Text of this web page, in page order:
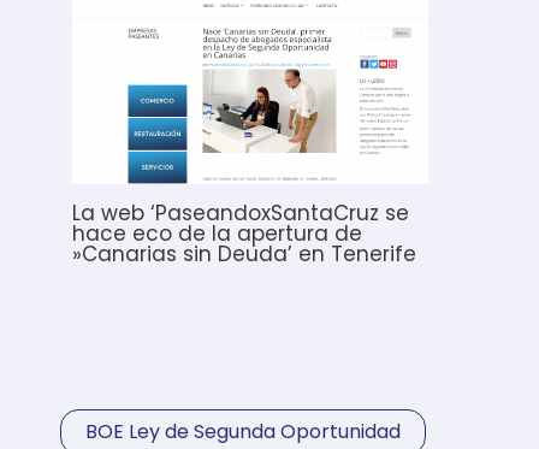
La web ‘PaseandoxSantaCruz se
hace eco de la apertura de
»Canarias sin Deuda’ en Tenerife
BOE Ley de Segunda Oportunidad